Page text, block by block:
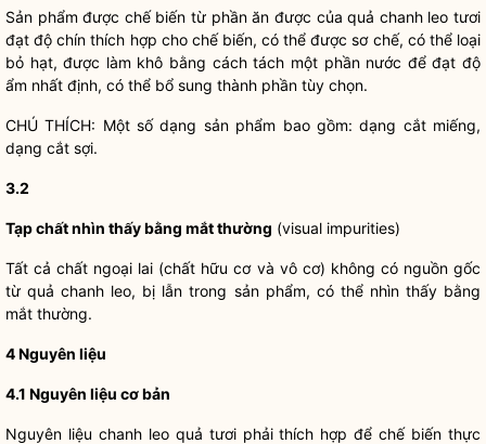
Sản phẩm được chế biến từ phần ăn được của quả chanh leo tươi
đạt độ chín thích hợp cho chế biến, có thể được sơ chế, có thể loại
bỏ hạt, được làm khô bằng cách tách một phần nước để đạt độ
ẩm nhất định, có thể bổ sung thành phần tùy chọn.
CHÚ THÍCH: Một số dạng sản phẩm bao gồm: dạng cắt miếng,
dạng cắt sợi.
3.2
Tạp chất nhìn thấy bằng mắt thường (visual impurities)
Tất cả chất ngoại lai (chất hữu cơ và vô cơ) không có nguồn gốc
từ quả chanh leo, bị lẫn trong sản phẩm, có thể nhìn thấy bằng
mắt thường.
4 Nguyên liệu
4.1 Nguyên liệu cơ bản
Nguyên liệu chanh leo quả tươi phải thích hợp để chế biến thực